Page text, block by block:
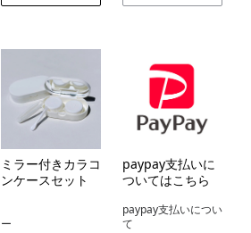
ミラー付きカラコ
ンケースセット
ー
paypay支払いに
ついてはこちら
paypay支払いについ
て